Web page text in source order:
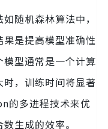
随机森林算法中，
是提高模型准确性
型通常是一个计算
，训练时间将显著
的多进程技术来优
生成的效率。